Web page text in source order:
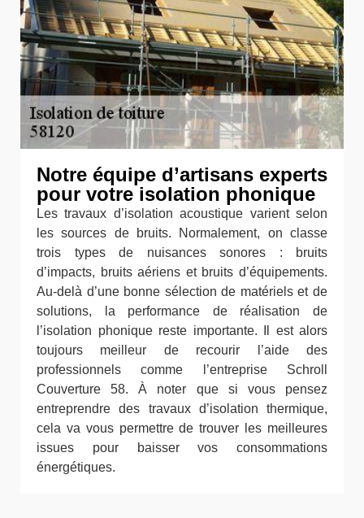
Notre équipe d’artisans experts
pour votre isolation phonique
Les travaux d’isolation acoustique varient selon
les sources de bruits. Normalement, on classe
trois types de nuisances sonores : bruits
d’impacts, bruits aériens et bruits d’équipements.
Au-delà d’une bonne sélection de matériels et de
solutions, la performance de réalisation de
l’isolation phonique reste importante. Il est alors
toujours meilleur de recourir l’aide des
professionnels comme l’entreprise Schroll
Couverture 58. À noter que si vous pensez
entreprendre des travaux d’isolation thermique,
cela va vous permettre de trouver les meilleures
issues pour baisser vos consommations
énergétiques.